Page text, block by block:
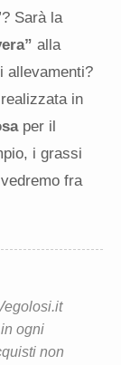
Sarà la
alla
allevamenti?
in
per il
i grassi
fra
ogni
non